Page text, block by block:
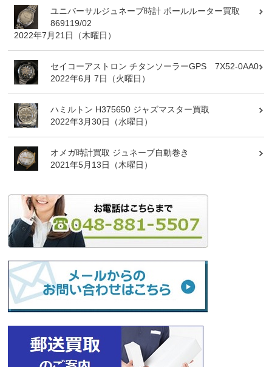
ユニバーサルジュネーブ時計 ポールルーター買取
869119/02
2022年7月21日（木曜日）
セイコーアストロン チタンソーラーGPS 7X52-0AA0
2022年6月 7日（火曜日）
ハミルトン H375650 ジャズマスター買取
2022年3月30日（水曜日）
オメガ時計買取 ジュネーブ自動巻き
2021年5月13日（木曜日）